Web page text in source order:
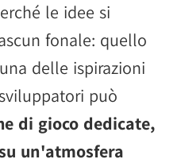
le idee si
fonale: quello
delle ispirazioni
può
di gioco dedicate,
un'atmosfera